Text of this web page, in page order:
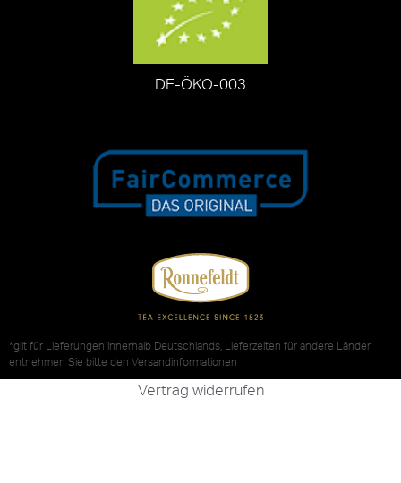
DE-ÖKO-003
*gilt für Lieferungen innerhalb Deutschlands, Lieferzeiten für andere Länder
entnehmen Sie bitte den Versandinformationen
Vertrag widerrufen